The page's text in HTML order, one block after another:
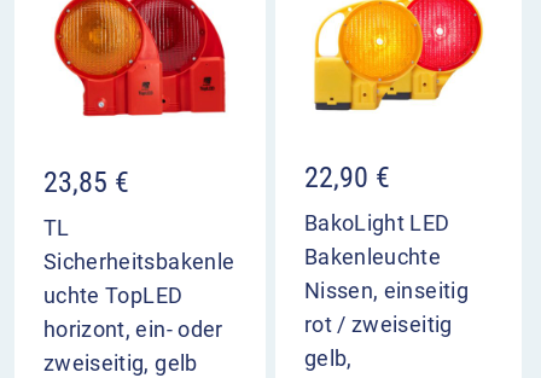
23,85 €
TL
Sicherheitsbakenle
uchte TopLED
horizont, ein- oder
zweiseitig, gelb
22,90 €
BakoLight LED
Bakenleuchte
Nissen, einseitig
rot / zweiseitig
gelb,